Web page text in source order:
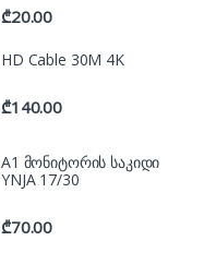
₾20.00
HD Cable 30M 4K
₾140.00
A1 მონიტორის საკიდი
YNJA 17/30
₾70.00